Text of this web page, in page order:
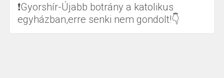
❗Gyorshír-Újabb botrány a katolikus
egyházban,erre senki nem gondolt!👇